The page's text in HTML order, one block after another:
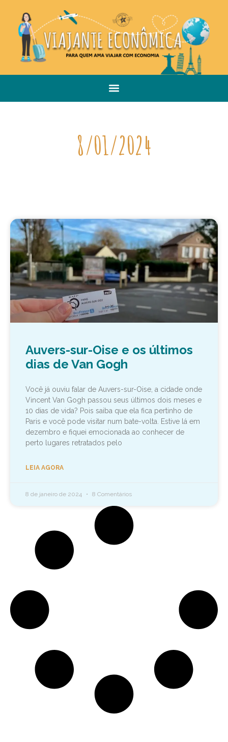
8/01/2024
Auvers-sur-Oise e os últimos
dias de Van Gogh
Você já ouviu falar de Auvers-sur-Oise, a cidade onde
Vincent Van Gogh passou seus últimos dois meses e
10 dias de vida? Pois saiba que ela fica pertinho de
Paris e você pode visitar num bate-volta. Estive lá em
dezembro e fiquei emocionada ao conhecer de
perto lugares retratados pelo
LEIA AGORA
8 de janeiro de 2024 8 Comentários